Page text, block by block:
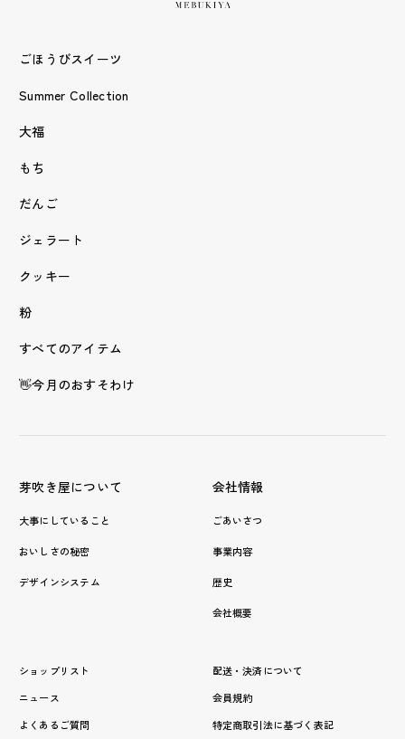
ごほうびスイーツ
Summer Collection
大福
もち
だんご
ジェラート
クッキー
粉
すべてのアイテム
👋今月のおすそわけ
芽吹き屋について
大事にしていること
おいしさの秘密
デザインシステム
会社情報
ごあいさつ
事業内容
歴史
会社概要
ショップリスト
ニュース
よくあるご質問
配送・決済について
会員規約
特定商取引法に基づく表記